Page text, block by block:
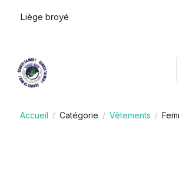
Liège broyé
Accueil / Catégorie / Vêtements /